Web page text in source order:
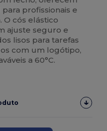
profissionais e
O cós elástico
ajuste seguro e
lisos para tarefas
com um logótipo,
a 60°C.